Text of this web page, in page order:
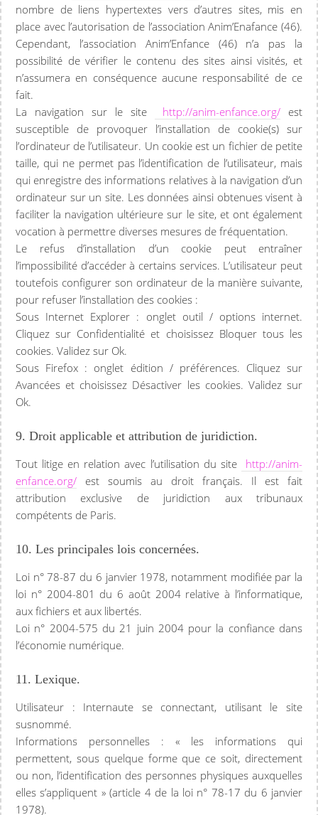
nombre de liens hypertextes vers d’autres sites, mis en
place avec l’autorisation de l’association Anim’Enafance (46).
Cependant, l’association Anim’Enfance (46) n’a pas la
possibilité de vérifier le contenu des sites ainsi visités, et
n’assumera en conséquence aucune responsabilité de ce
fait.
La navigation sur le site
http://anim-enfance.org/ est
susceptible de provoquer l’installation de cookie(s) sur
l’ordinateur de l’utilisateur. Un cookie est un fichier de petite
taille, qui ne permet pas l’identification de l’utilisateur, mais
qui enregistre des informations relatives à la navigation d’un
ordinateur sur un site. Les données ainsi obtenues visent à
faciliter la navigation ultérieure sur le site, et ont également
vocation à permettre diverses mesures de fréquentation.
Le refus d’installation d’un cookie peut entraîner
l’impossibilité d’accéder à certains services. L’utilisateur peut
toutefois configurer son ordinateur de la manière suivante,
pour refuser l’installation des cookies :
Sous Internet Explorer : onglet outil / options internet.
Cliquez sur Confidentialité et choisissez Bloquer tous les
cookies. Validez sur Ok.
Sous Firefox : onglet édition / préférences. Cliquez sur
Avancées et choisissez Désactiver les cookies. Validez sur
Ok.
9. Droit applicable et attribution de juridiction.
Tout litige en relation avec l’utilisation du site
http://anim-
enfance.org/ est soumis au droit français. Il est fait
attribution exclusive de juridiction aux tribunaux
compétents de Paris.
10. Les principales lois concernées.
Loi n° 78-87 du 6 janvier 1978, notamment modifiée par la
loi n° 2004-801 du 6 août 2004 relative à l’informatique,
aux fichiers et aux libertés.
Loi n° 2004-575 du 21 juin 2004 pour la confiance dans
l’économie numérique.
11. Lexique.
Utilisateur : Internaute se connectant, utilisant le site
susnommé.
Informations personnelles : « les informations qui
permettent, sous quelque forme que ce soit, directement
ou non, l’identification des personnes physiques auxquelles
elles s’appliquent » (article 4 de la loi n° 78-17 du 6 janvier
1978).